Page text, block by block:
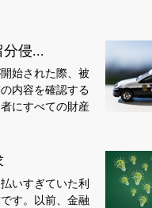
侵...
始された際、被
内容を確認する
にすべての財産
いすぎていた利
す。以前、金融